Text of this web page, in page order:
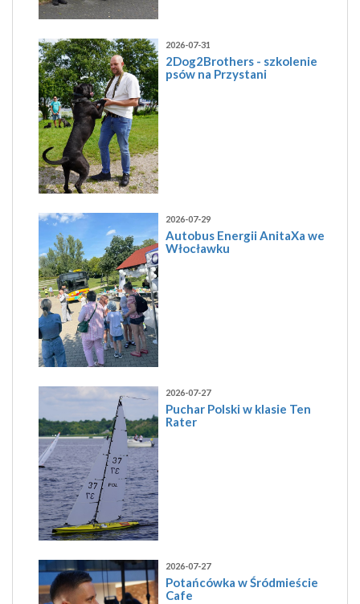
2026-07-31
2Dog2Brothers - szkolenie
psów na Przystani
2026-07-29
Autobus Energii AnitaXa we
Włocławku
2026-07-27
Puchar Polski w klasie Ten
Rater
2026-07-27
Potańcówka w Śródmieście
Cafe